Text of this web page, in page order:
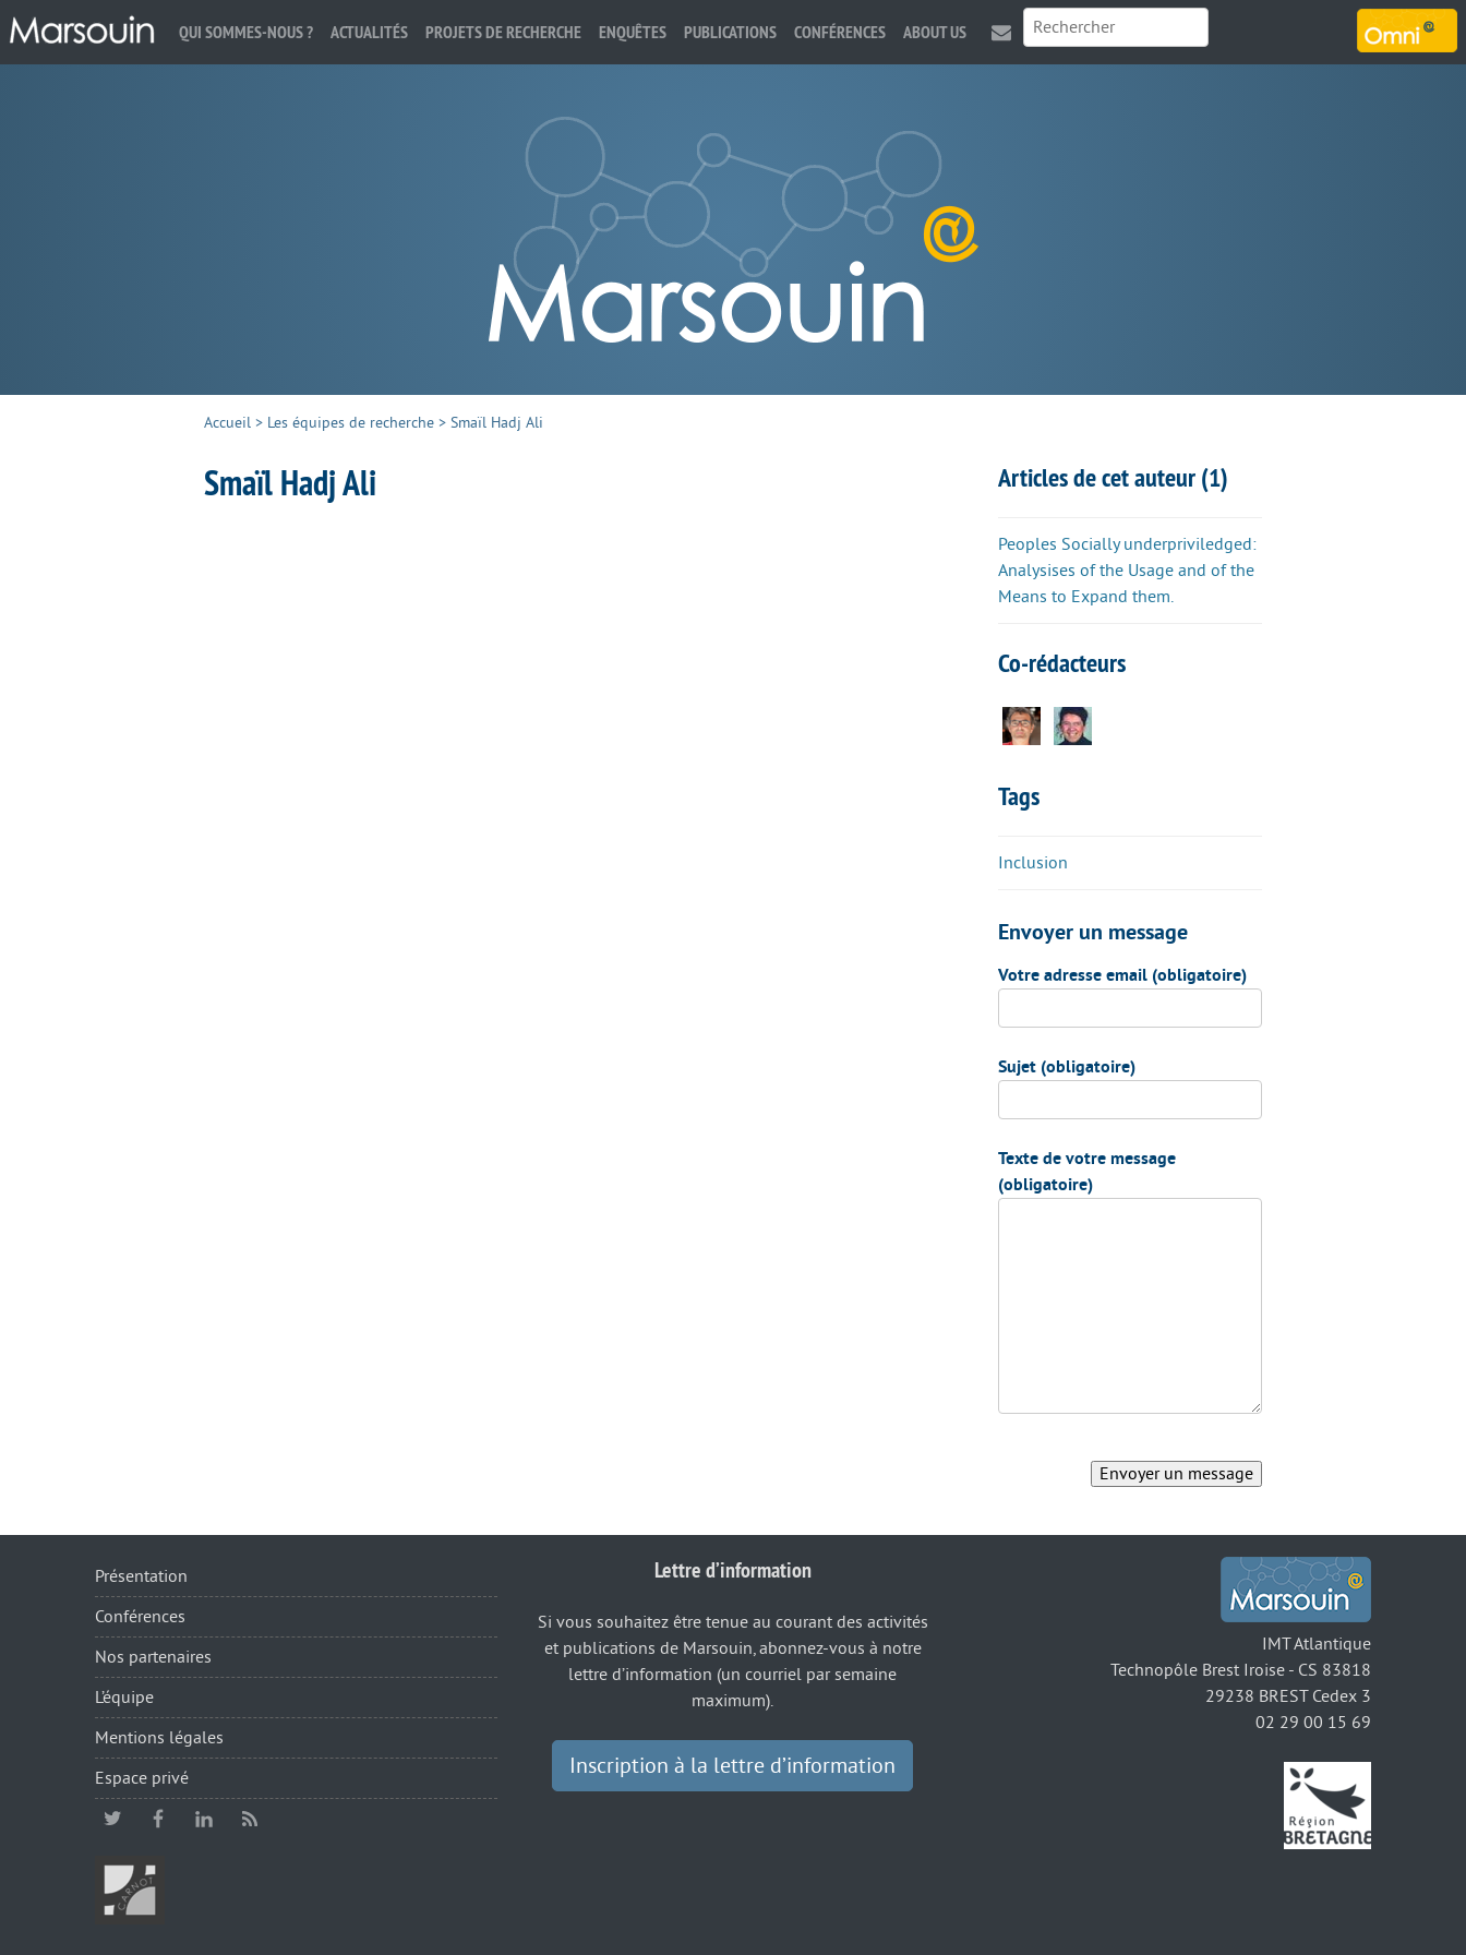
QUI SOMMES-NOUS ? ACTUALITÉS PROJETS DE RECHERCHE ENQUÊTES PUBLICATIONS CONFÉRENCES ABOUT US
Accueil > Les équipes de recherche > Smaïl Hadj Ali
Smaïl Hadj Ali Articles de cet auteur (1)
Peoples Socially underpriviledged:
Analysises of the Usage and of the
Means to Expand them.
Co-rédacteurs
Tags
Inclusion
Envoyer un message
Votre adresse email (obligatoire)
Sujet (obligatoire)
Texte de votre message
(obligatoire)
Présentation
Conférences
Nos partenaires
L’équipe
Mentions légales
Espace privé
Lettre d’information
Si vous souhaitez être tenue au courant des activités
et publications de Marsouin, abonnez-vous à notre
lettre d’information (un courriel par semaine
maximum).
Inscription à la lettre d’information
IMT Atlantique
Technopôle Brest Iroise - CS 83818
29238 BREST Cedex 3
02 29 00 15 69